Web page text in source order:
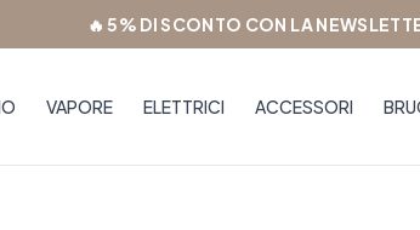
🔥 5% DI SCONTO CON LA
VAPORE ELETTRICI ACCESSORI